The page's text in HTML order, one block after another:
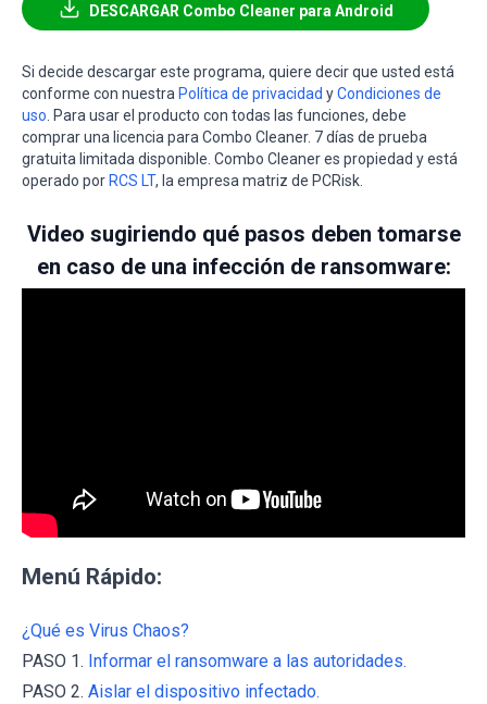
DESCARGAR Combo Cleaner para Android
Si decide descargar este programa, quiere decir que usted está
conforme con nuestra Política de privacidad yCondiciones de
uso . Para usar el producto con todas las funciones, debe
comprar una licencia para Combo Cleaner. 7 días de prueba
gratuita limitada disponible. Combo Cleaner es propiedad y está
operado por RCS LT, la empresa matriz de PCRisk.
Video sugiriendo qué pasos deben tomarse
en caso de una infección de ransomware:
Menú Rápido:
¿Qué es Virus Chaos?
PASO 1. Informar el ransomware a las autoridades.
PASO 2. Aislar el dispositivo infectado.